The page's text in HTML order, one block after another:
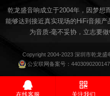
乾龙盛音响成立于2004年，因梦想
能够达到接近真实现场的HiFi音频
为音质-毫不妥协，立志要
Copyright 2004-2023 深圳市乾龙盛
公安联网备案号：
在线客服 关注我们